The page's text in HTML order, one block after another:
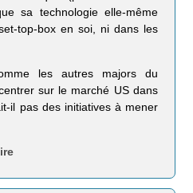
sa technologie elle-même
top-box en soi, ni dans les
les autres majors du
sur le marché US dans
il pas des initiatives à mener